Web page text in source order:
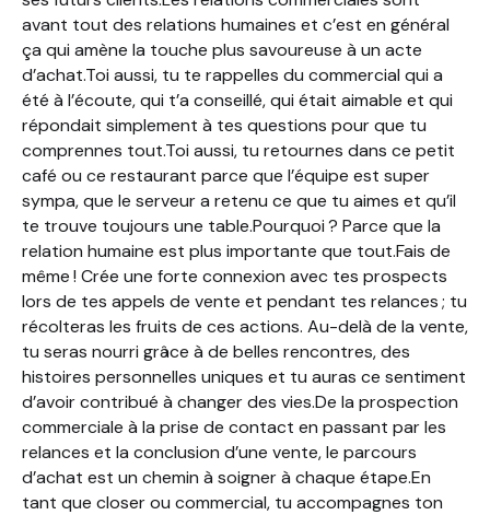
avant tout des relations humaines et c’est en général
ça qui amène la touche plus savoureuse à un acte
d’achat.Toi aussi, tu te rappelles du commercial qui a
été à l’écoute, qui t’a conseillé, qui était aimable et qui
répondait simplement à tes questions pour que tu
comprennes tout.Toi aussi, tu retournes dans ce petit
café ou ce restaurant parce que l’équipe est super
sympa, que le serveur a retenu ce que tu aimes et qu’il
te trouve toujours une table.Pourquoi ? Parce que la
relation humaine est plus importante que tout.Fais de
même ! Crée une forte connexion avec tes prospects
lors de tes appels de vente et pendant tes relances ; tu
récolteras les fruits de ces actions. Au-delà de la vente,
tu seras nourri grâce à de belles rencontres, des
histoires personnelles uniques et tu auras ce sentiment
d’avoir contribué à changer des vies.De la prospection
commerciale à la prise de contact en passant par les
relances et la conclusion d’une vente, le parcours
d’achat est un chemin à soigner à chaque étape.En
tant que closer ou commercial, tu accompagnes ton